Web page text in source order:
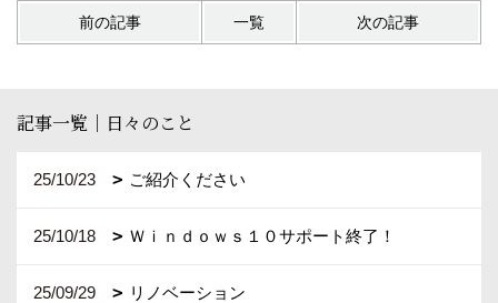
前の記事 一覧 次の記事
記事一覧｜日々のこと
25/10/23 ご紹介ください
25/10/18 Ｗｉｎｄｏｗｓ１０サポート終了！
25/09/29 リノベーション